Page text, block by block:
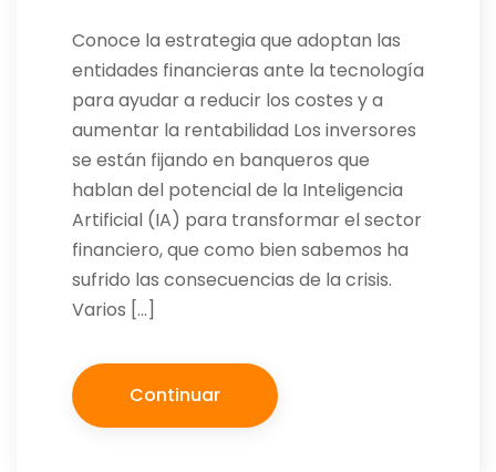
Conoce la estrategia que adoptan las
entidades financieras ante la tecnología
para ayudar a reducir los costes y a
aumentar la rentabilidad Los inversores
se están fijando en banqueros que
hablan del potencial de la Inteligencia
Artificial (IA) para transformar el sector
financiero, que como bien sabemos ha
sufrido las consecuencias de la crisis.
Varios […]
Continuar